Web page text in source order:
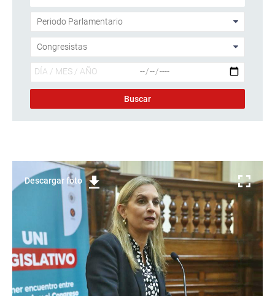
Descargar foto